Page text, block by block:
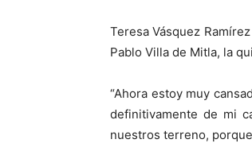
Teresa Vásquez
Pablo Villa de Mitla, la
“Ahora estoy muy
definitivamente de mi
nuestros terreno,